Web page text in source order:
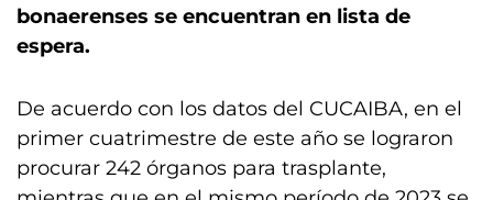
bonaerenses se encuentran en lista de
espera.
De acuerdo con los datos del CUCAIBA, en el
primer cuatrimestre de este año se lograron
procurar 242 órganos para trasplante,